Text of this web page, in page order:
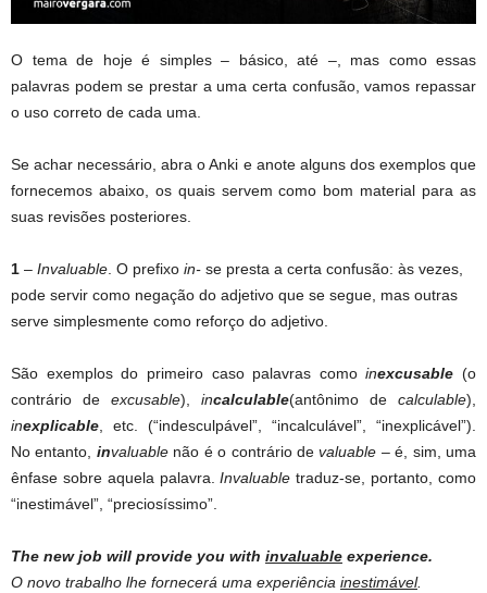
O tema de hoje é simples – básico, até –, mas como essas
palavras podem se prestar a uma certa confusão, vamos repassar
o uso correto de cada uma.
Se achar necessário, abra o Anki e anote alguns dos exemplos que
fornecemos abaixo, os quais servem como bom material para as
suas revisões posteriores.
1 – Invaluable . O prefixo in- se presta a certa confusão: às vezes,
pode servir como negação do adjetivo que se segue, mas outras
serve simplesmente como reforço do adjetivo.
São exemplos do primeiro caso palavras comoinexcusable (o
contrário de excusable), incalculable(antônimo de calculable),
inexplicable , etc. (“indesculpável”, “incalculável”, “inexplicável”).
No entanto, invaluablenão é o contrário devaluable – é, sim, uma
ênfase sobre aquela palavra.Invaluable traduz-se, portanto, como
“inestimável”, “preciosíssimo”.
The new job will provide you with invaluable experience.
O novo trabalho lhe fornecerá uma experiência inestimável.